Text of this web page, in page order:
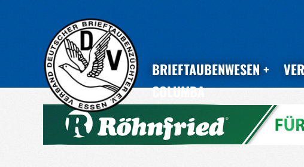
BRIEFTAUBENWESEN
COLUMBA